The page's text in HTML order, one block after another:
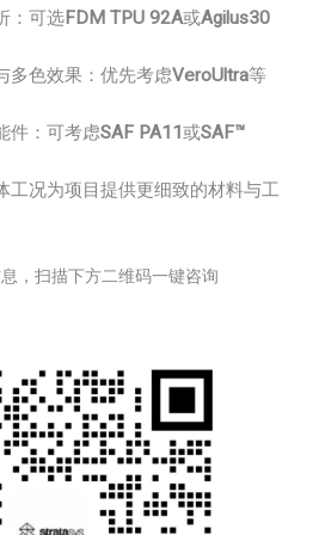
：可选FDM TPU 92A或Agilus30
多色效果：优先考虑VeroUltra等
件：可考虑SAF PA11或SAF™
工况为项目提供更细致的材料与工
，扫描下方二维码一键咨询